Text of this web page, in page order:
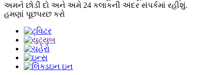
અમને છોડી દો અને અમે 24 કલાકની અંદર સંપર્કમાં રહીશું.
હમણાં પૂછપરછ કરો